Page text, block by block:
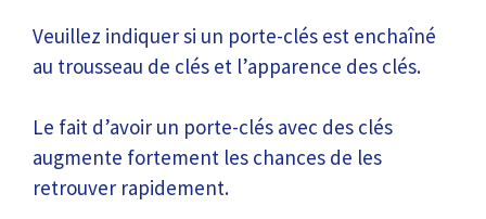
Veuillez indiquer si un porte-clés est enchaîné
au trousseau de clés et l’apparence des clés.
Le fait d’avoir un porte-clés avec des clés
augmente fortement les chances de les
retrouver rapidement.